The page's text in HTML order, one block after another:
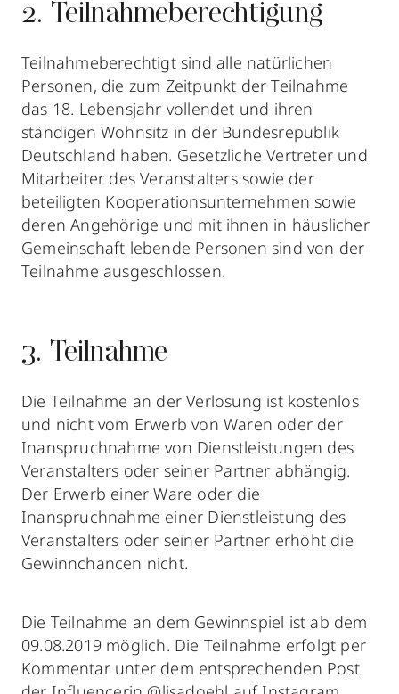
2. Teilnahmeberechtigung
Teilnahmeberechtigt sind alle natürlichen
Personen, die zum Zeitpunkt der Teilnahme
das 18. Lebensjahr vollendet und ihren
ständigen Wohnsitz in der Bundesrepublik
Deutschland haben. Gesetzliche Vertreter und
Mitarbeiter des Veranstalters sowie der
beteiligten Kooperationsunternehmen sowie
deren Angehörige und mit ihnen in häuslicher
Gemeinschaft lebende Personen sind von der
Teilnahme ausgeschlossen.
3. Teilnahme
Die Teilnahme an der Verlosung ist kostenlos
und nicht vom Erwerb von Waren oder der
Inanspruchnahme von Dienstleistungen des
Veranstalters oder seiner Partner abhängig.
Der Erwerb einer Ware oder die
Inanspruchnahme einer Dienstleistung des
Veranstalters oder seiner Partner erhöht die
Gewinnchancen nicht.
Die Teilnahme an dem Gewinnspiel ist ab dem
09.08.2019 möglich. Die Teilnahme erfolgt per
Kommentar unter dem entsprechenden Post